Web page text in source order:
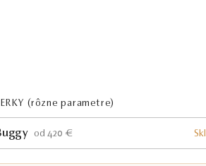
(rôzne parametre)
od 420 €